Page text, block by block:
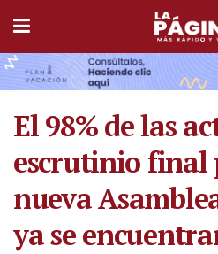
El 98% de las
escrutinio final
nueva
ya se